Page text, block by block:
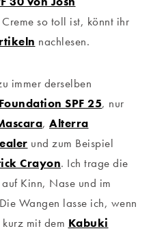
so toll ist, könnt ihr
nachlesen.
immer derselben
SPF 25, nur
, Alterra
und zum Beispiel
Crayon. Ich trage die
Kinn, Nase und im
Wangen lasse ich, wenn
mit dem Kabuki